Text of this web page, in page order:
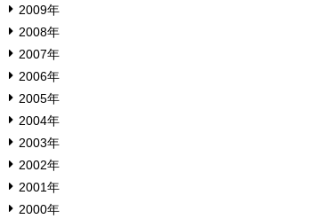
2009年
2008年
2007年
2006年
2005年
2004年
2003年
2002年
2001年
2000年